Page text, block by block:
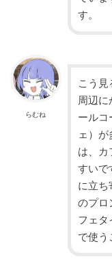
す。
らむね
こう見
周辺に
ールコ
ェ）
は、カ
すいで
に立ち
のプロ
フェタ
で使